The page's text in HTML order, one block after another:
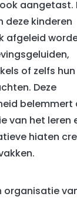
aangetast.
deze kinderen
afgeleid
of zelfs hun
Deze
belemmert
van het leren
hiaten
organisatie